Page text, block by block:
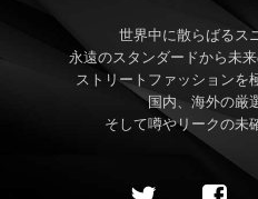
世界中に散らばるス
永遠のスタンダードから未
ストリートファッションを
国内、海外の厳
そして噂やリークの未